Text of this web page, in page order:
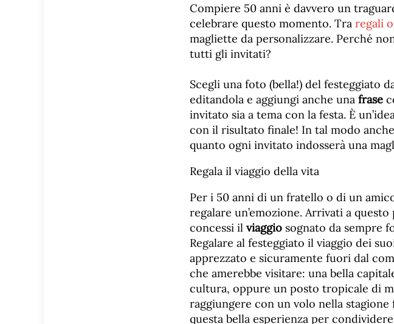
Compiere 50 anni è davvero un
celebrare questo momento. Tra regali
magliette da personalizzare. Perché
tutti gli invitati?
Scegli una foto (bella!) del festeggiato
editandola e aggiungi anche una frase
invitato sia a tema con la festa. È
con il risultato finale! In tal modo
quanto ogni invitato indosserà una
Regala il viaggio della vita
Per i 50 anni di un fratello o di un
regalare un’emozione. Arrivati a
concessi il viaggio sognato da sempre
Regalare al festeggiato il viaggio dei
apprezzato e sicuramente fuori dal
che amerebbe visitare: una bella
cultura, oppure un posto tropicale di
raggiungere con un volo nella
questa bella esperienza per